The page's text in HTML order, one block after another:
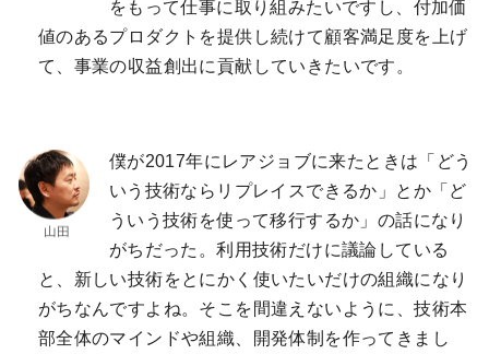
をもって仕事に取り組みたいですし、付加価
値のあるプロダクトを提供し続けて顧客満足度を上げ
て、事業の収益創出に貢献していきたいです。
僕が2017年にレアジョブに来たときは「どう
いう技術ならリプレイスできるか」とか「ど
ういう技術を使って移行するか」の話になり
がちだった。利用技術だけに議論している
と、新しい技術をとにかく使いたいだけの組織になり
がちなんですよね。そこを間違えないように、技術本
部全体のマインドや組織、開発体制を作ってきまし